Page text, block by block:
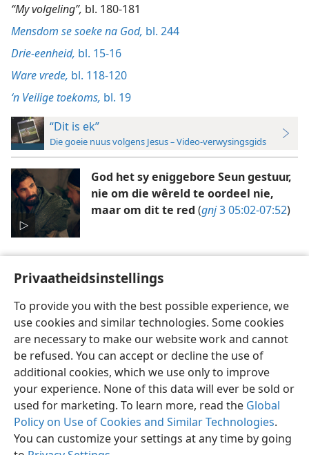
Privaatheidsinstellings
To provide you with the best possible experience, we
use cookies and similar technologies. Some cookies
are necessary to make our website work and cannot
be refused. You can accept or decline the use of
additional cookies, which we use only to improve
your experience. None of this data will ever be sold or
used for marketing. To learn more, read the Global
Policy on Use of Cookies and Similar Technologies.
You can customize your settings at any time by going
“My volgeling”, bl. 180-181
Mensdom se soeke na God, bl. 244
Drie-eenheid, bl. 15-16
Ware vrede, bl. 118-120
‘n Veilige toekoms, bl. 19
“Dit is ek”
Die goeie nuus volgens Jesus–Video-verwysingsgids
God het sy eniggebore Seun gestuur,
nie om die wêreld te oordeel nie,
maar om dit te red (gnj3 05:02-07:52)
Afrikaans Voorkeure
Copyright© 2026 Watch Tower Bible and Tract Society of Pennsylvania
Gebruiksvoorwaardes Privaatheidsbeleid
Privaatheidsinstellings
JW.ORG
Meld aan